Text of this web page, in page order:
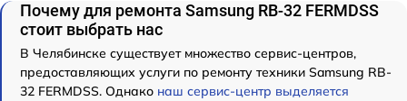
Почему для ремонта Samsung RB-32 FERMDSS
стоит выбрать нас
В Челябинске существует множество сервис-центров,
предоставляющих услуги по ремонту техники Samsung RB-
32 FERMDSS. Однако наш сервис-центр выделяется